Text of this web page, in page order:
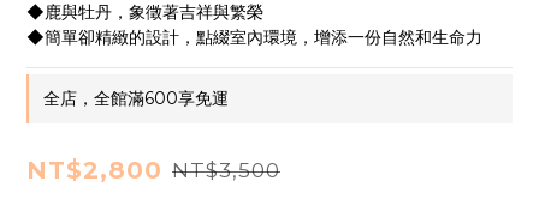
◆鹿與牡丹，象徵著吉祥與繁榮
◆簡單卻精緻的設計，點綴室內環境，增添一份自然和生命力
全店，全館滿600享免運
NT$2,800 NT$3,500